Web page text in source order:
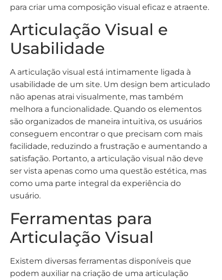
para criar uma composição visual eficaz e atraente.
Articulação Visual e
Usabilidade
A articulação visual está intimamente ligada à
usabilidade de um site. Um design bem articulado
não apenas atrai visualmente, mas também
melhora a funcionalidade. Quando os elementos
são organizados de maneira intuitiva, os usuários
conseguem encontrar o que precisam com mais
facilidade, reduzindo a frustração e aumentando a
satisfação. Portanto, a articulação visual não deve
ser vista apenas como uma questão estética, mas
como uma parte integral da experiência do
usuário.
Ferramentas para
Articulação Visual
Existem diversas ferramentas disponíveis que
podem auxiliar na criação de uma articulação